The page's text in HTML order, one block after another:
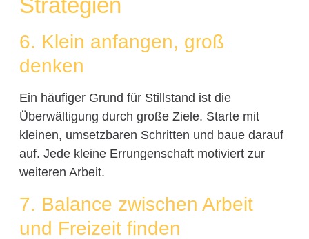
Strategien
6. Klein anfangen, groß
denken
Ein häufiger Grund für Stillstand ist die
Überwältigung durch große Ziele. Starte mit
kleinen, umsetzbaren Schritten und baue darauf
auf. Jede kleine Errungenschaft motiviert zur
weiteren Arbeit.
7. Balance zwischen Arbeit
und Freizeit finden